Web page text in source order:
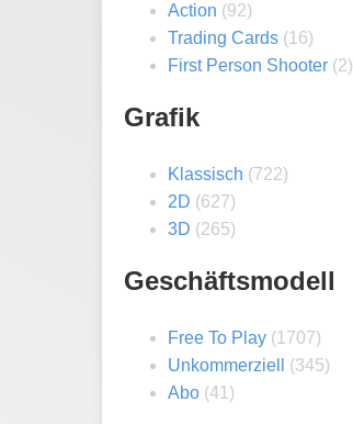
Action (92)
Trading Cards (16)
First Person Shooter (2)
Grafik
Klassisch (722)
2D (627)
3D (265)
Geschäftsmodell
Free To Play (1707)
Unkommerziell
(345)
Abo (41)